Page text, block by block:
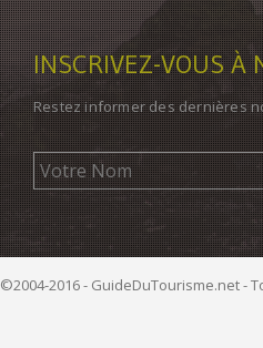
INSCRIVEZ-VOUS À
Restez informer des dernières
©2004-2016 - GuideDuTourisme.net -